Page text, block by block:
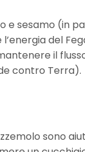
e sesamo (in
del
il
contro Terra).
sono